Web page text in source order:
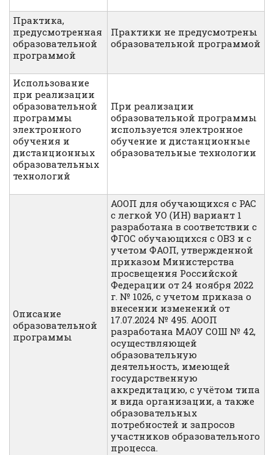
Практика,
предусмотренная
образовательной
программой
Практики не предусмотрены
образовательной программой
Использование
при реализации
образовательной
программы
электронного
обучения и
дистанционных
образовательных
технологий
При реализации
образовательной программы
используется электронное
обучение и дистанционные
образовательные технологии
Описание
образовательной
программы
АООП для обучающихся с РАС
с легкой УО (ИН) вариант 1
разработана в соответствии с
ФГОС обучающихся с ОВЗ и с
учетом ФАОП, утвержденной
приказом Министерства
просвещения Российской
Федерации от 24 ноября 2022
г. № 1026, с учетом приказа о
внесении изменений от
17.07.2024 № 495. АООП
разработана МАОУ СОШ № 42,
осуществляющей
образовательную
деятельность, имеющей
государственную
аккредитацию, с учётом типа
и вида организации, а также
образовательных
потребностей и запросов
участников образовательного
процесса.